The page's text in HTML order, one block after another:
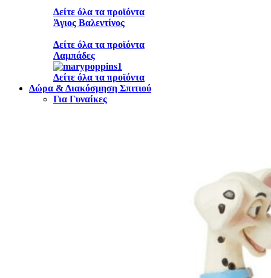
Δείτε όλα τα προϊόντα
Άγιος Βαλεντίνος
Δείτε όλα τα προϊόντα
Λαμπάδες
Δείτε όλα τα προϊόντα
Δώρα & Διακόσμηση Σπιτιού
Για Γυναίκες